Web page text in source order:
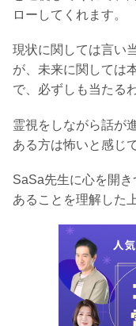
ローしてくれます。
現状に関しては言い
が、未来に関しては
で、必ずしも当たる
霊視をしながら話が
ある方は怖いと感じ
SaSa先生に心を開
あることを理解した